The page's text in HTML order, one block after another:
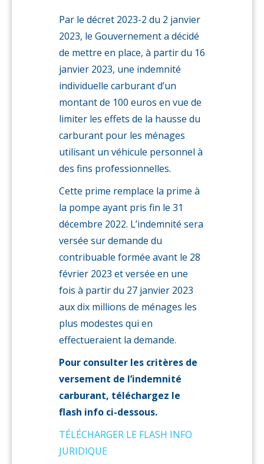
pompe
Par le décret 2023-2 du 2 janvier
2023, le Gouvernement a décidé
de mettre en place, à partir du 16
janvier 2023, une indemnité
individuelle carburant d’un
montant de 100 euros en vue de
limiter les effets de la hausse du
carburant pour les ménages
utilisant un véhicule personnel à
des fins professionnelles.
Cette prime remplace la prime à
la pompe ayant pris fin le 31
décembre 2022. L’indemnité sera
versée sur demande du
contribuable formée avant le 28
février 2023 et versée en une
fois à partir du 27 janvier 2023
aux dix millions de ménages les
plus modestes qui en
effectueraient la demande.
Pour consulter les critères de
versement de l’indemnité
carburant, téléchargez le
flash info ci-dessous.
TÉLÉCHARGER LE FLASH INFO
JURIDIQUE